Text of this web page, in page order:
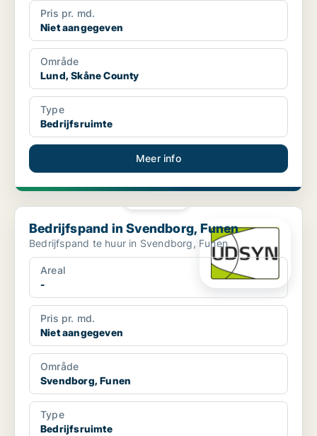
Pris pr. md.
Niet aangegeven
Område
Lund, Skåne County
Type
Bedrijfsruimte
Meer info
Bedrijfspand in Svendborg, Funen
Bedrijfspand in Svendborg, Funen
Bedrijfspand te huur in Svendborg, Funen
Areal
-
Pris pr. md.
Niet aangegeven
Område
Svendborg, Funen
Type
Bedrijfsruimte